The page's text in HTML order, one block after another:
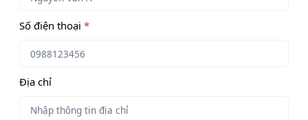
Số điện thoại *
Địa chỉ